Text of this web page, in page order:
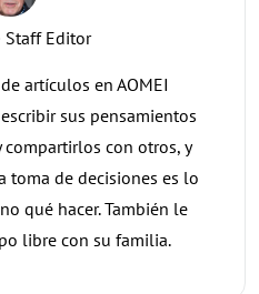
Staff Editor
artículos en AOMEI
sus pensamientos
con otros, y
toma de decisiones es lo
qué hacer. También le
libre con su familia.